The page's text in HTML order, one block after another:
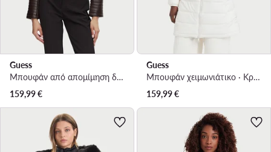
Guess
Μπουφάν από απομίμηση δέρματος · Σκούρο καφέ
159,99€
Guess
Μπουφάν χειμωνιάτικο · Κρεμ
159,99€